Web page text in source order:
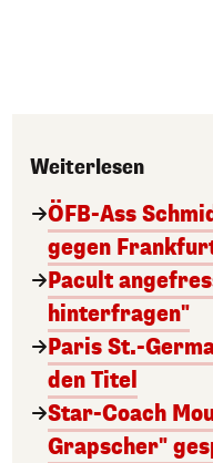
Weiterlesen
ÖFB-Ass
gegen
Pacult
hinterfragen"
Paris St.-
den Titel
Star-Coach
Grapscher"